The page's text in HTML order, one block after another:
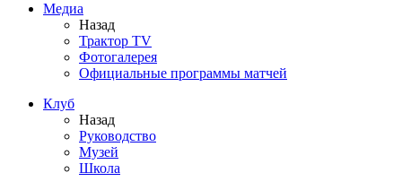
Медиа
Назад
Трактор TV
Фотогалерея
Официальные программы матчей
Клуб
Назад
Руководство
Музей
Школа